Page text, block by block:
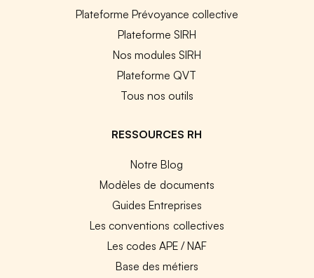
Plateforme Prévoyance collective
Plateforme SIRH
Nos modules SIRH
Plateforme QVT
Tous nos outils
RESSOURCES RH
Notre Blog
Modèles de documents
Guides Entreprises
Les conventions collectives
Les codes APE / NAF
Base des métiers